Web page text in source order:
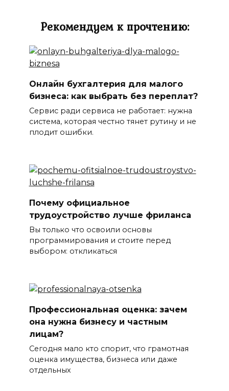
Рекомендуем к прочтению:
Онлайн бухгалтерия для малого
бизнеса: как выбрать без переплат?
Сервис ради сервиса не работает: нужна
система, которая честно тянет рутину и не
плодит ошибки.
Почему официальное
трудоустройство лучше фриланса
Вы только что освоили основы
программирования и стоите перед
выбором: откликаться
Профессиональная оценка: зачем
она нужна бизнесу и частным
лицам?
Сегодня мало кто спорит, что грамотная
оценка имущества, бизнеса или даже
отдельных